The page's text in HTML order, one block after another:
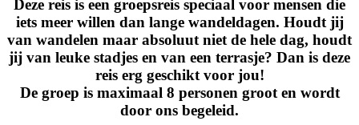
Deze reis is een groepsreis speciaal voor mensen die
iets meer willen dan lange wandeldagen. Houdt jij
van wandelen maar absoluut niet de hele dag, houdt
jij van leuke stadjes en van een terrasje? Dan is deze
reis erg geschikt voor jou!
De groep is maximaal 8 personen groot en wordt
door ons begeleid.